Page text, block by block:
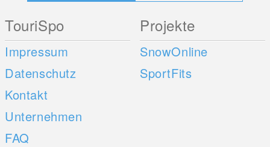
TouriSpo
Impressum
Datenschutz
Kontakt
Unternehmen
FAQ
Projekte
SnowOnline
SportFits